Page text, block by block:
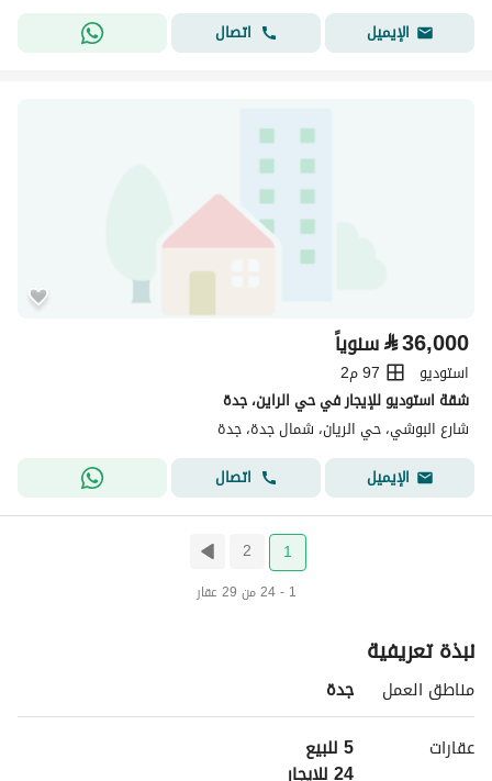
الإيميل
اتصال
⃁36,000 سنوياً
استوديو
97 م2
شقة استوديو للإيجار في حي الراين، جدة
شارع البوشي، حي الريان، شمال جدة، جدة
الإيميل
اتصال
1
2
1 - 24 من 29 عقار
نبذة تعريفية
مناطق العمل
جدة
عقارات
24 للإيجار